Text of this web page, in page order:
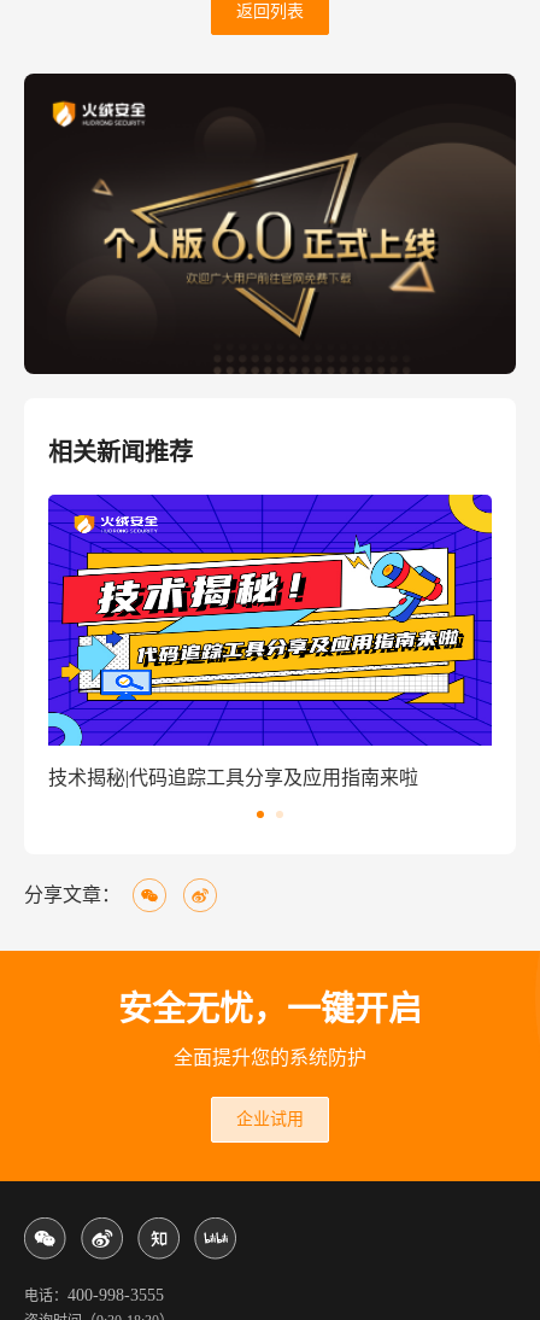
返回列表
相关新闻推荐
窃密病毒伪装Windows激活程序 盗取用户资金
分享文章：
安全无忧，一键开启
全面提升您的系统防护
企业试用
电话： 400-998-3555